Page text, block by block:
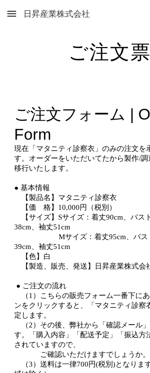
Skip to main content
日昇産業株式会社
ご注文票